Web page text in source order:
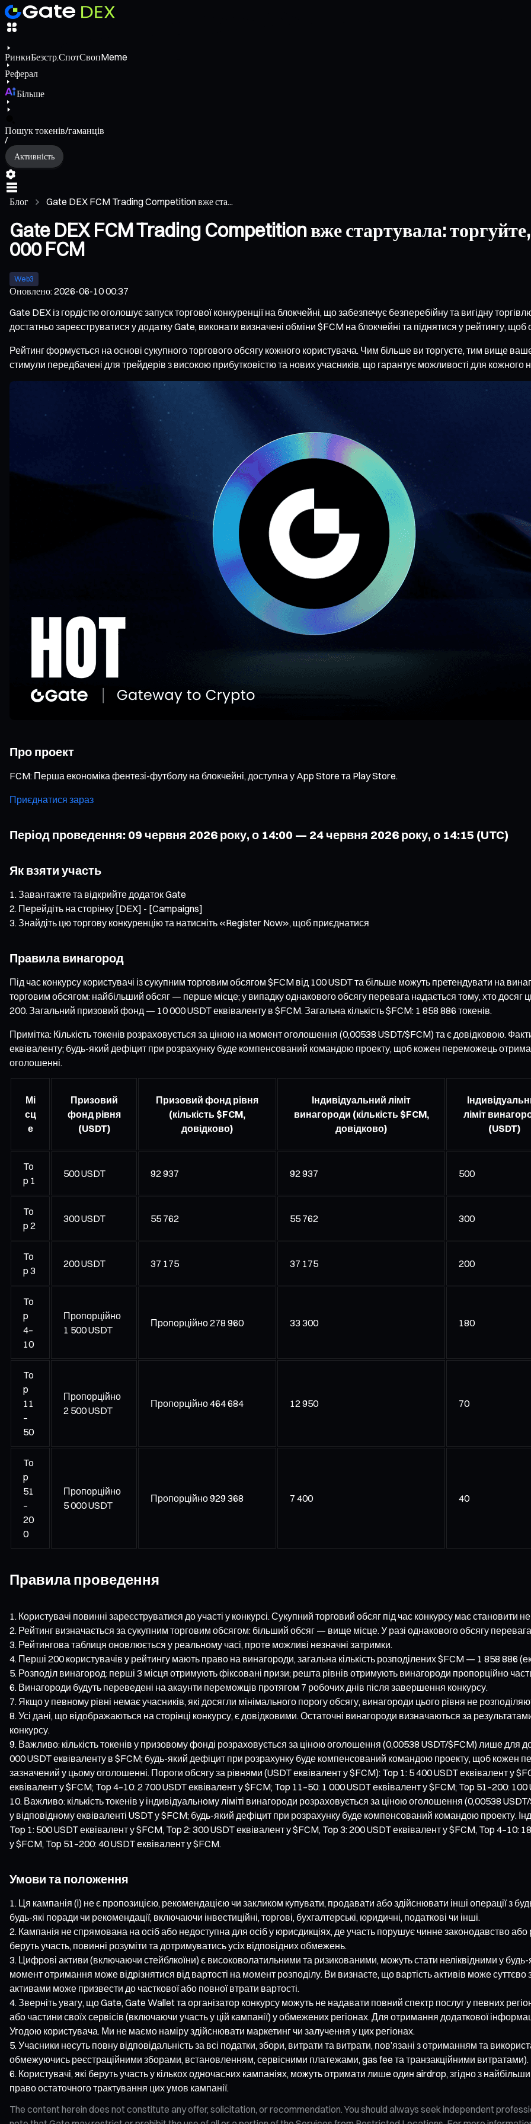
РинкиБезстр.СпотСвопMeme
Реферал
Більше
Пошук токенів/гаманців
/
Активність
Блог Gate DEX FCM Trading Competition вже ста...
Gate DEX FCM Trading Competition вже стартувала:
000 FCM
Web3
Оновлено:2026-06-10 00:37
Gate DEX із гордістю оголошує запуск торгової конкуренції на блокчейні, що забезпечує безперебійну та вигідну
достатньо зареєструватися у додатку Gate, виконати визначені обміни $FCM на блокчейні та піднятися у рейтингу,
Рейтинг формується на основі сукупного торгового обсягу кожного користувача. Чим більше ви торгуєте, тим вище
стимули передбачені для трейдерів з високою прибутковістю та нових учасників, що гарантує можливості для кожного
Про проект
FCM: Перша економіка фентезі-футболу на блокчейні, доступна у App Store та Play Store.
Приєднатися зараз
Період проведення: 09 червня 2026 року, о 14:00 — 24 червня 2026 року, о 14:15 (UTC)
Як взяти участь
Завантажте та відкрийте додаток Gate
Перейдіть на сторінку [DEX] - [Campaigns]
Знайдіть цю торгову конкуренцію та натисніть «Register Now», щоб приєднатися
Правила винагород
Під час конкурсу користувачі із сукупним торговим обсягом $FCM від 100 USDT та більше можуть претендувати на
торговим обсягом: найбільший обсяг — перше місце; у випадку однакового обсягу перевага надається тому, хто досяг
200. Загальний призовий фонд — 10 000 USDT еквіваленту в $FCM. Загальна кількість $FCM: 1 858 886 токенів.
Примітка: Кількість токенів розраховується за ціною на момент оголошення (0,00538 USDT/$FCM) та є довідковою.
еквіваленту; будь-який дефіцит при розрахунку буде компенсований командою проекту, щоб кожен переможець
оголошенні.
Мі
сц
е
Призовий
фонд рівня
(USDT)
Призовий фонд рівня
(кількість $FCM,
довідково)
Індивідуальний ліміт
винагороди (кількість $FCM,
довідково)
ліміт
(USDT)
To
p 1
500 USDT 92 937 92 937 500
To
p 2
300 USDT 55 762 55 762 300
To
p 3
200 USDT 37 175 37 175 200
To
p
4–
10
Пропорційно
1 500 USDT
Пропорційно 278 960 33 300 180
To
p
11
–
50
Пропорційно
2 500 USDT
Пропорційно 464 684 12 950 70
To
p
51
–
20
0
Пропорційно
5 000 USDT
Пропорційно 929 368 7 400 40
Правила проведення
Користувачі повинні зареєструватися до участі у конкурсі. Сукупний торговий обсяг під час конкурсу має становити
Рейтинг визначається за сукупним торговим обсягом: більший обсяг — вище місце. У разі однакового обсягу
Рейтингова таблиця оновлюється у реальному часі, проте можливі незначні затримки.
Перші 200 користувачів у рейтингу мають право на винагороди, загальна кількість розподілених $FCM — 1 858 886
Розподіл винагород: перші 3 місця отримують фіксовані призи; решта рівнів отримують винагороди пропорційно
Винагороди будуть переведені на акаунти переможців протягом 7 робочих днів після завершення конкурсу.
Якщо у певному рівні немає учасників, які досягли мінімального порогу обсягу, винагороди цього рівня не
Усі дані, що відображаються на сторінці конкурсу, є довідковими. Остаточні винагороди визначаються за
конкурсу.
Важливо: кількість токенів у призовому фонді розраховується за ціною оголошення (0,00538 USDT/$FCM) лише для
000 USDT еквіваленту в $FCM; будь-який дефіцит при розрахунку буде компенсований командою проекту, щоб кожен
зазначений у цьому оголошенні. Пороги обсягу за рівнями (USDT еквівалент у $FCM): Top 1: 5 400 USDT еквівалент у
еквівалент у $FCM; Top 4–10: 2 700 USDT еквівалент у $FCM; Top 11–50: 1 000 USDT еквівалент у $FCM; Top 51–200: 100
Важливо: кількість токенів у індивідуальному ліміті винагороди розраховується за ціною оголошення (0,00538
у відповідному еквіваленті USDT у $FCM; будь-який дефіцит при розрахунку буде компенсований командою проекту.
Top 1: 500 USDT еквівалент у $FCM, Top 2: 300 USDT еквівалент у $FCM, Top 3: 200 USDT еквівалент у $FCM, Top 4–10:
у $FCM, Top 51–200: 40 USDT еквівалент у $FCM.
Умови та положення
Ця кампанія (i) не є пропозицією, рекомендацією чи закликом купувати, продавати або здійснювати інші операції з
будь-які поради чи рекомендації, включаючи інвестиційні, торгові, бухгалтерські, юридичні, податкові чи інші.
Кампанія не спрямована на осіб або недоступна для осіб у юрисдикціях, де участь порушує чинне законодавство
беруть участь, повинні розуміти та дотримуватись усіх відповідних обмежень.
Цифрові активи (включаючи стейблкоїни) є високоволатильними та ризикованими, можуть стати неліквідними у
момент отримання може відрізнятися від вартості на момент розподілу. Ви визнаєте, що вартість активів може
активами може призвести до часткової або повної втрати вартості.
Зверніть увагу, що Gate, Gate Wallet та організатор конкурсу можуть не надавати повний спектр послуг у певних
або частини своїх сервісів (включаючи участь у цій кампанії) у обмежених регіонах. Для отримання додаткової
Угодою користувача. Ми не маємо наміру здійснювати маркетинг чи залучення у цих регіонах.
Учасники несуть повну відповідальність за всі податки, збори, витрати та витрати, пов’язані з отриманням та
обмежуючись реєстраційними зборами, встановленням, сервісними платежами, gas fee та транзакційними витратами).
Користувачі, які беруть участь у кількох одночасних кампаніях, можуть отримати лише один airdrop, згідно з
право остаточного трактування цих умов кампанії.
The content herein does not constitute any offer, solicitation, or recommendation. You should always seek independent